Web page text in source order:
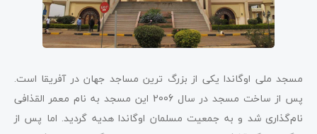
مسجد ملی اوگاندا یکی از بزرگ ترین مساجد جهان در آفریقا است.
پس از ساخت مسجد در سال 2006 این مسجد به نام معمر القذافی
نام‌گذاری شد و به جمعیت مسلمان اوگاندا هدیه گردید. اما پس از